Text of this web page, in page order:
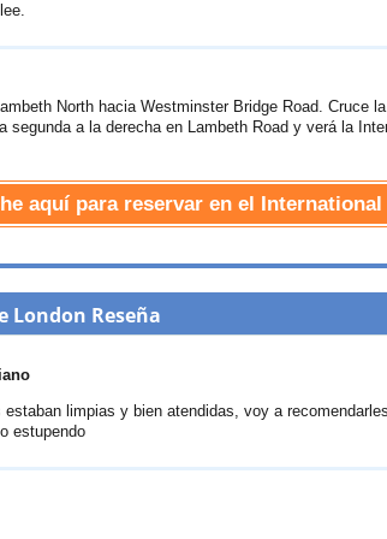
North hacia Westminster Bridge Road. Cruce
segunda a la derecha en Lambeth Road y verá la
aquí para reservar en el
Reseña
estaban limpias y bien atendidas, voy a
estupendo